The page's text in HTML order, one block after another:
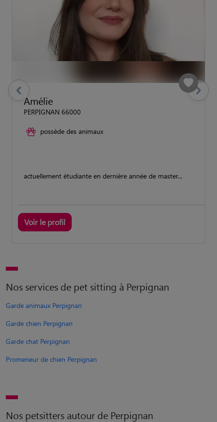
Amélie
PERPIGNAN 66000
possède des animaux
actuellement étudiante en dernière année de master...
Voir le profil
previous Suivant
Nos services de pet sitting à Perpignan
Garde animaux Perpignan
Garde chien Perpignan
Garde chat Perpignan
Promeneur de chien Perpignan
Nos petsitters autour de Perpignan